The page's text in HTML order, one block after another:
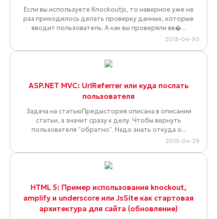
Если вы используете Knockoutjs, то наверное уже не
раз приходилось делать проверку данных, которые
вводит пользователь. А как вы проверяли вв�...
2013-04-30
ASP.NET MVC: UrlReferrer или куда послать
пользователя
Задача на статьюПредыстория описана в описании
статьи, а значит сразу к делу. Чтобы вернуть
пользователя “обратно”. Надо знать откуда о...
2013-04-29
HTML 5: Пример использования knockout,
amplify и underscore или JsSite как стартовая
архитектура для сайта (обновление)